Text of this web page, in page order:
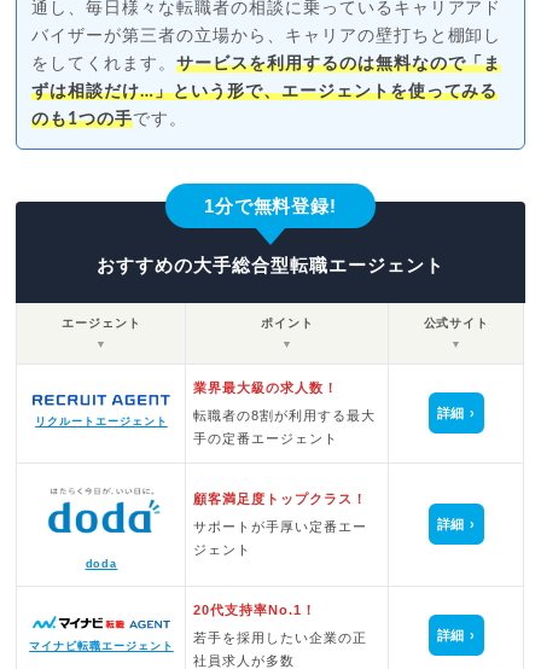
通し、毎日様々な転職者の相談に乗っているキャリアアド
バイザーが第三者の立場から、キャリアの壁打ちと棚卸し
をしてくれます。サービスを利用するのは無料なので「ま
ずは相談だけ…」という形で、エージェントを使ってみる
のも1つの手です。
1分で無料登録!
おすすめの大手総合型転職エージェント
エージェント
▼
ポイント
▼
公式サイト
▼
リクルートエージェント
業界最大級の求人数！
転職者の8割が利用する最大
手の定番エージェント
詳細
doda
顧客満足度トップクラス！
サポートが手厚い定番エー
ジェント
詳細
マイナビ転職エージェント
20代支持率No.1！
若手を採用したい企業の正
社員求人が多数
詳細